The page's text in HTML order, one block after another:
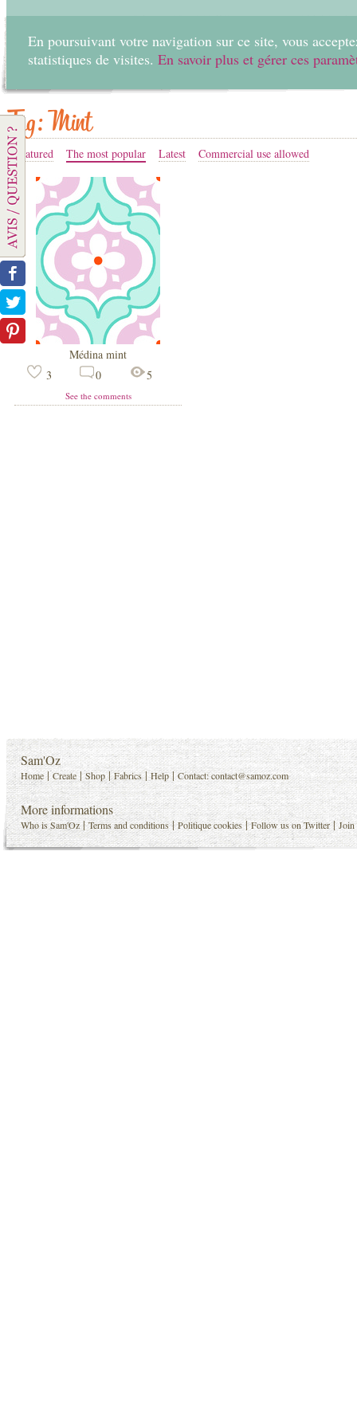
En poursuivant votre navigation sur ce site, vous
statistiques de visites. En savoir plus et gérer ces
Tag: Mint
Featured The most popular Latest Commercial use allowed
Médina mint
3
0 5
See the comments
Sam'Oz
Home |Create |Shop |Fabrics |Help |Contact:contact@samoz.com
More informations
Who is Sam'Oz |Terms and conditions |Politique cookies |Follow us on Twitter |Join